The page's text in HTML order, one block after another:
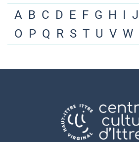
A B C D E F G H I J
O P Q R S T U V W